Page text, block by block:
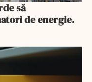
să
de energie.